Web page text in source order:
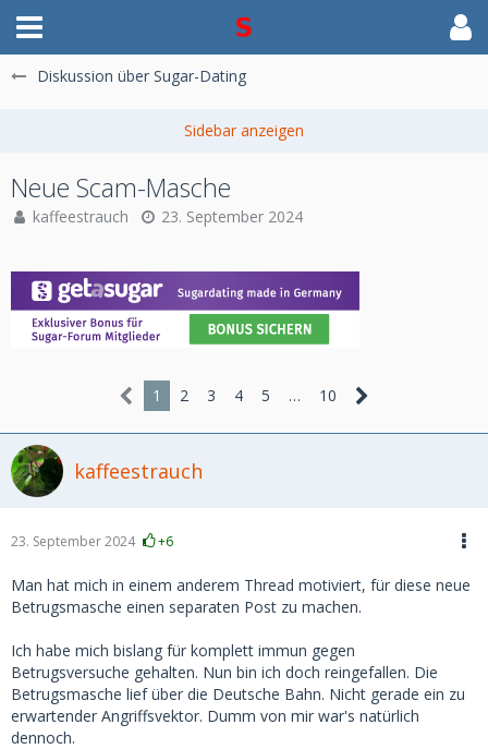
Diskussion über Sugar-Dating
Neue Scam-Masche
kaffeestrauch 23. September 2024
1 2 3 4 5 … 10
kaffeestrauch
23. September 2024 +6
Man hat mich in einem anderem Thread motiviert, für diese neue
Betrugsmasche einen separaten Post zu machen.
Ich habe mich bislang für komplett immun gegen
Betrugsversuche gehalten. Nun bin ich doch reingefallen. Die
Betrugsmasche lief über die Deutsche Bahn. Nicht gerade ein zu
erwartender Angriffsvektor. Dumm von mir war's natürlich
dennoch.